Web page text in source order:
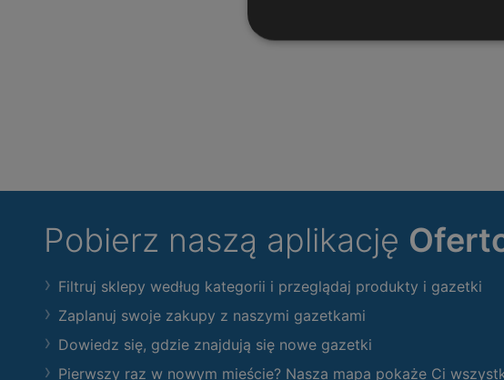
Pobierz naszą aplikację
Filtruj sklepy według kategorii i przeglądaj produkty i gazetki
Zaplanuj swoje zakupy z naszymi gazetkami
Dowiedz się, gdzie znajdują się nowe gazetki
Pierwszy raz w nowym mieście? Nasza mapa pokaże Ci